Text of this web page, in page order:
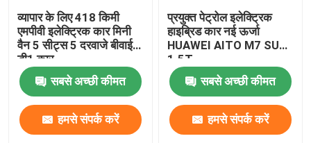
व्यापार के लिए 418 किमी
एमपीवी इलेक्ट्रिक कार मिनी
वैन 5 सीट्स 5 दरवाजे बीवाईडी
डी1 कार
सबसे अच्छी कीमत
हमसे संपर्क करें
प्रयुक्त पेट्रोल इलेक्ट्रिक
हाइब्रिड कार नई ऊर्जा
HUAWEI AITO M7 SUV
1.5T
सबसे अच्छी कीमत
हमसे संपर्क करें